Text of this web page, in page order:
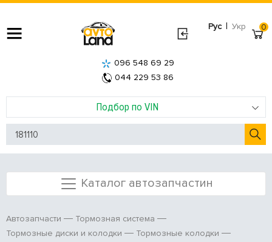
Рус | Укр
Подбор по VIN
096 548 69 29
044 229 53 86
0
Каталог автозапчастин
Автозапчасти
Тормозная система
Тормозные диски и колодки
Тормозные колодки